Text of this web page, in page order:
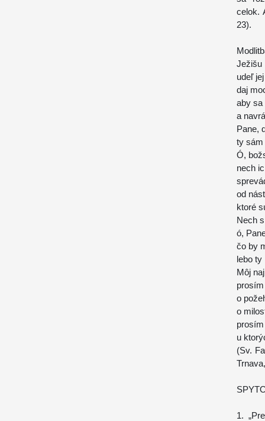
celok.
23).
Ježišu
udeľ
daj
aby sa
a
Pane,
ty sám
Ó,
nech
od
ktoré
Nech
ó,
čo by
lebo
Môj
o
o
u
(Sv.
1.